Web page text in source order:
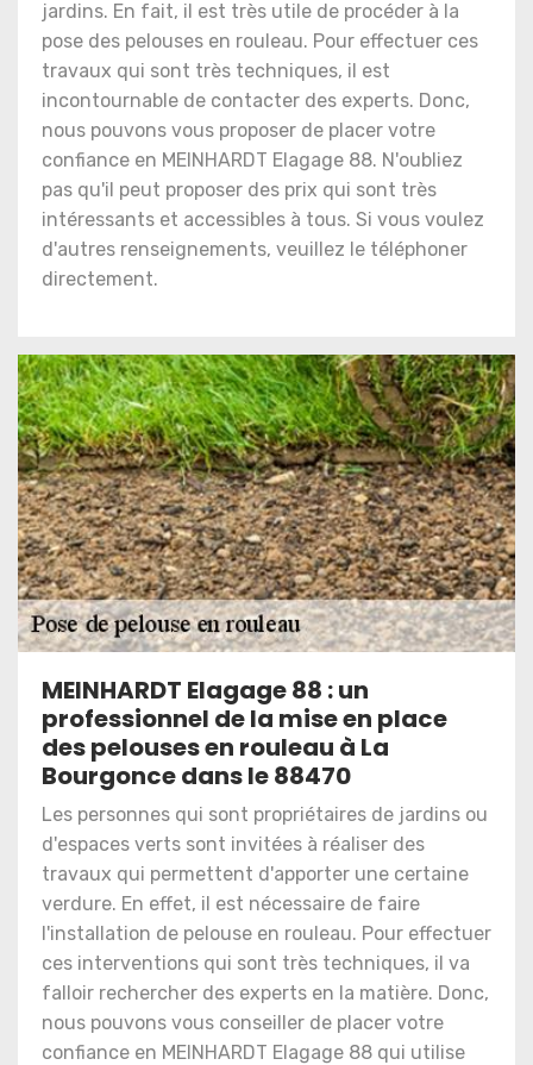
jardins. En fait, il est très utile de procéder à la
pose des pelouses en rouleau. Pour effectuer ces
travaux qui sont très techniques, il est
incontournable de contacter des experts. Donc,
nous pouvons vous proposer de placer votre
confiance en MEINHARDT Elagage 88. N'oubliez
pas qu'il peut proposer des prix qui sont très
intéressants et accessibles à tous. Si vous voulez
d'autres renseignements, veuillez le téléphoner
directement.
MEINHARDT Elagage 88 : un
professionnel de la mise en place
des pelouses en rouleau à La
Bourgonce dans le 88470
Les personnes qui sont propriétaires de jardins ou
d'espaces verts sont invitées à réaliser des
travaux qui permettent d'apporter une certaine
verdure. En effet, il est nécessaire de faire
l'installation de pelouse en rouleau. Pour effectuer
ces interventions qui sont très techniques, il va
falloir rechercher des experts en la matière. Donc,
nous pouvons vous conseiller de placer votre
confiance en MEINHARDT Elagage 88 qui utilise